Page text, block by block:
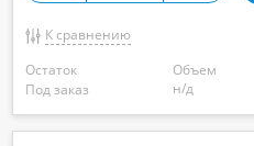
К сравнению
Остаток
Под заказ
Объем
н/д